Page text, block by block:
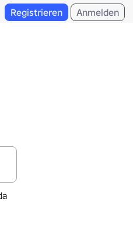
Registrieren Anmelden